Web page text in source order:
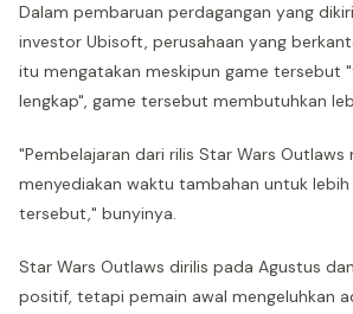
Dalam pembaruan perdagangan yang
investor Ubisoft, perusahaan yang
itu mengatakan meskipun game tersebut
lengkap", game tersebut membutuhkan
"Pembelajaran dari rilis Star Wars
menyediakan waktu tambahan untuk
tersebut," bunyinya.
Star Wars Outlaws dirilis pada Agustus
positif, tetapi pemain awal mengeluhkan